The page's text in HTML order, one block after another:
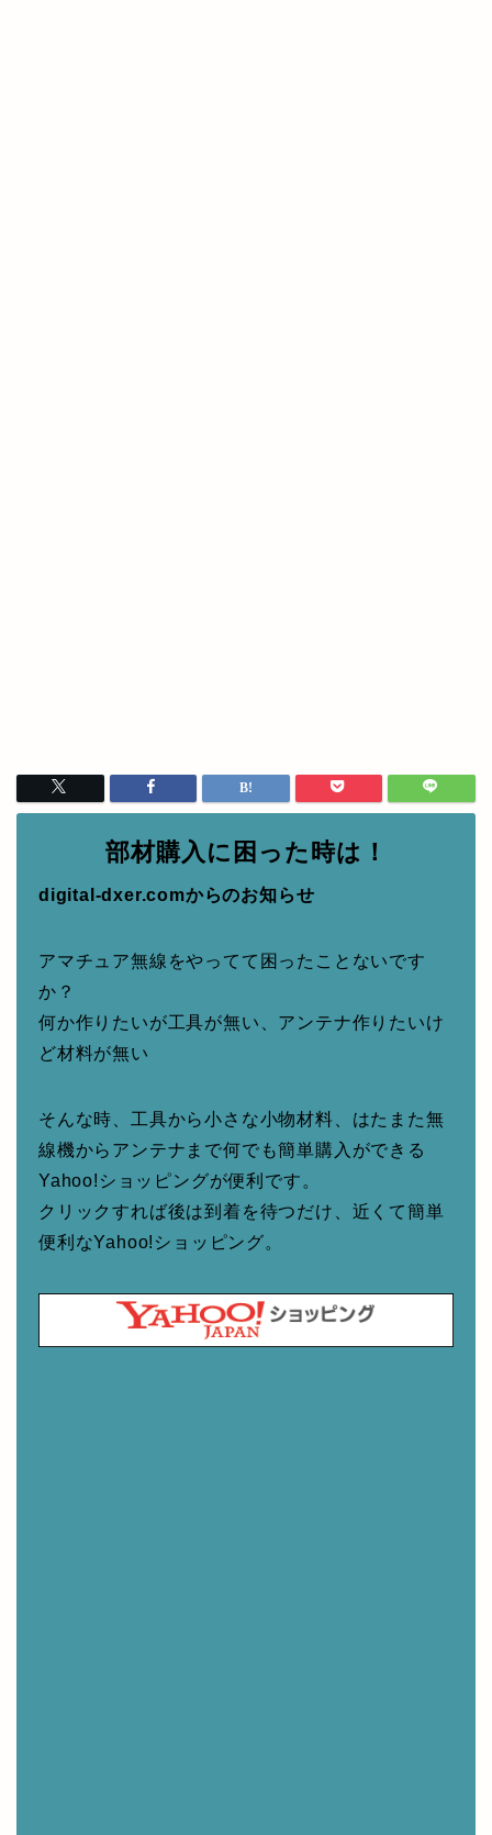
部材購入に困った時は！
digital-dxer.comからのお知らせ
アマチュア無線をやってて困ったことないです
か？
何か作りたいが工具が無い、アンテナ作りたいけ
ど材料が無い
そんな時、工具から小さな小物材料、はたまた無
線機からアンテナまで何でも簡単購入ができる
Yahoo!ショッピングが便利です。
クリックすれば後は到着を待つだけ、近くて簡単
便利なYahoo!ショッピング。